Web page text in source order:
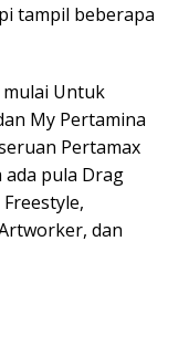
tampil beberapa
Untuk
My Pertamina
Pertamax
ada pula Drag
dan